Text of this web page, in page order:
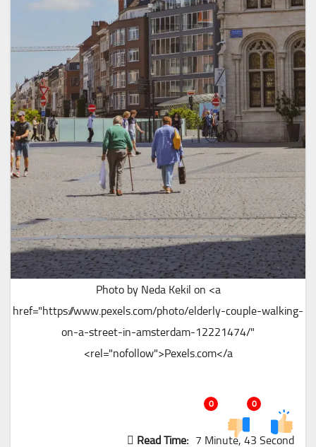
Photo by Neda Kekil on <a
href="https://www.pexels.com/photo/elderly-couple-walking-
on-a-street-in-amsterdam-12221474/"
rel="nofollow">Pexels.com</a>
0
0
Read Time: 7 Minute, 43 Second